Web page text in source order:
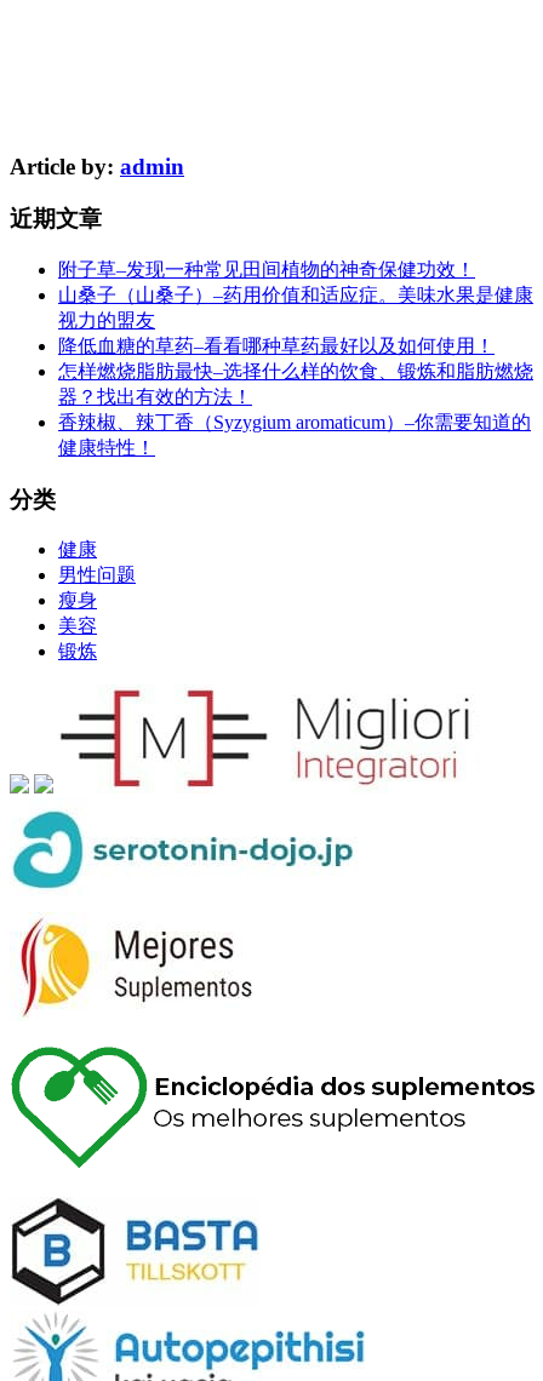
Article by: admin
近期文章
附子草–发现一种常见田间植物的神奇保健功效！
山桑子（山桑子）–药用价值和适应症。美味水果是健康
视力的盟友
降低血糖的草药–看看哪种草药最好以及如何使用！
怎样燃烧脂肪最快–选择什么样的饮食、锻炼和脂肪燃烧
器？找出有效的方法！
香辣椒、辣丁香（Syzygium aromaticum）–你需要知道的
健康特性！
分类
健康
男性问题
瘦身
美容
锻炼